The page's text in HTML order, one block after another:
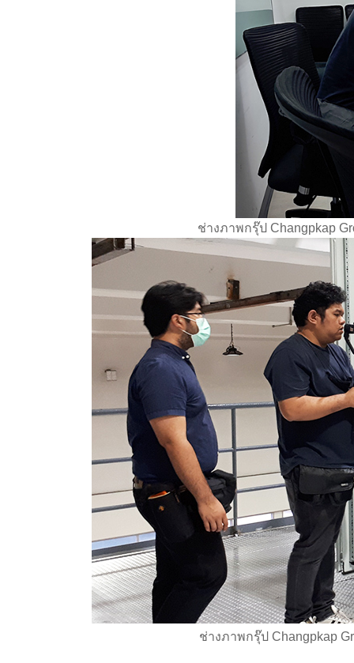
ช่างภาพกรุ๊ป Changpkap
ช่างภาพกรุ๊ป Changpkap